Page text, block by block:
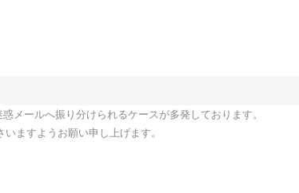
メールへ振り分けられるケースが多発しております。
ますようお願い申し上げます。